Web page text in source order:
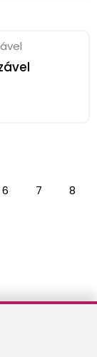
6 7
8